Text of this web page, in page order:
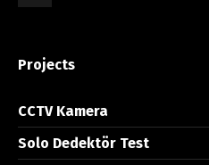
Projects
CCTV Kamera
Solo Dedektör Test